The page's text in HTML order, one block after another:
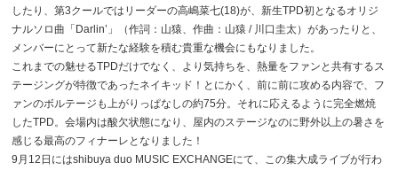
したり、第3クールではリーダーの高嶋菜七(18)が、新生TPD初となるオリジ
ナルソロ曲「Darlin’」（作詞：山猿、作曲：山猿 / 川口圭太）があったりと、
メンバーにとって新たな経験を積む貴重な機会にもなりました。
これまでの魅せるTPDだけでなく、より気持ちを、熱量をファンと共有するス
テージングが特徴であったネイキッド！とにかく、前に前に攻める内容で、フ
ァンのボルテージも上がりっぱなしの約75分。それに応えるように完全燃焼
したTPD。会場内は酸欠状態になり、屋内のステージなのに野外以上の暑さを
感じる最高のフィナーレとなりました！
9月12日にはshibuya duo MUSIC EXCHANGEにて、この集大成ライブが行わ